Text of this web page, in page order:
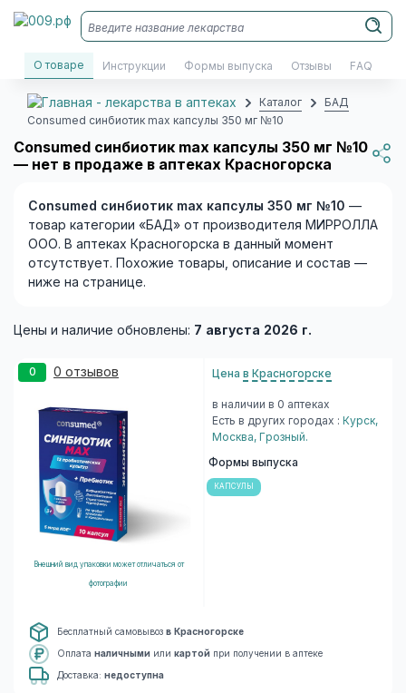
О товаре Инструкции Формы выпуска Отзывы FAQ
Каталог
БАД
Consumed синбиотик max капсулы 350 мг №10
Consumed синбиотик max капсулы 350 мг №10
— нет в продаже в аптеках Красногорска
Consumed синбиотик max капсулы 350 мг №10 —
товар категории «БАД» от производителя МИРРОЛЛА
ООО. В аптеках Красногорска в данный момент
отсутствует. Похожие товары, описание и состав —
ниже на странице.
Цены и наличие обновлены: 7 августа 2026 г.
0 0 отзывов
Внешний вид упаковки может отличаться от
фотографии
Цена в Красногорске
в наличии в 0 аптеках
Есть в других городах : Курск,
Москва, Грозный.
Формы выпуска
КАПСУЛЫ
Бесплатный самовывоз в Красногорске
Оплата наличными или картой при получении в аптеке
Доставка: недоступна